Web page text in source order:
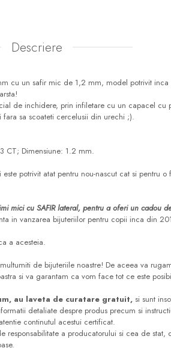
Descriere
cu un safir mic de 1,2 mm, model potrivit
de inchidere, prin infiletare cu un capacel cu
sa scoateti cercelusii din urechi ;).
CT; Dimensiune: 1.2 mm.
potrivit atat pentru nou-nascut cat si pentru o
mici cu SAFIR lateral, pentru a oferi un cadou
in vanzarea bijuteriilor pentru copii inca din
a acesteia.
de bijuteriile noastre! De aceea va
si va garantam ca vom face tot ce este
au laveta de curatare gratuit, si sunt
detaliate despre produs precum si
continutul acestui certificat.
responsabilitate a producatorului si cea de stat,